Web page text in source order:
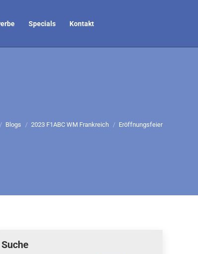
Specials Kontakt
sich hier:
Blogs 2023 F1ABC WM Frankreich Eröffnungsfeier
Suche